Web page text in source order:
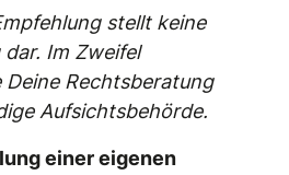
stellt keine
Im Zweifel
Rechtsberatung
Aufsichtsbehörde.
einer eigenen